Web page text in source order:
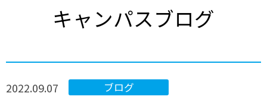
キャンパスブログ
ブログ
2022.09.07